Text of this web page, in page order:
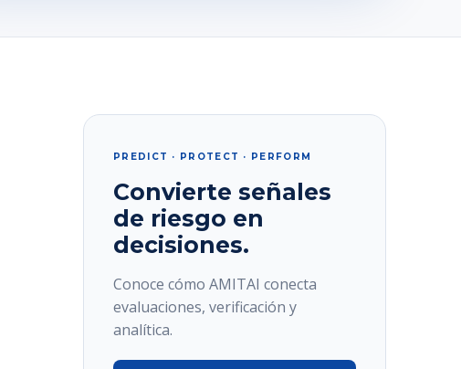
PREDICT · PROTECT · PERFORM
Convierte señales
de riesgo en
decisiones.
Conoce cómo AMITAI conecta
evaluaciones, verificación y
analítica.